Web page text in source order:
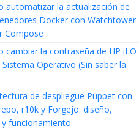
automatizar la actualización de
Docker con Watchtower
Compose
cambiar la contraseña de HP iLO
Operativo (Sin saber la
de despliegue Puppet con
r10k y Forgejo: diseño,
funcionamiento